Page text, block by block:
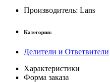
Производитель: Lans
Категория:
Делители и Ответвители
Характеристики
Форма заказа